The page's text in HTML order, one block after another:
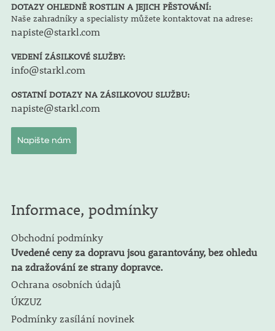
DOTAZY OHLEDNĚ ROSTLIN A JEJICH PĚSTOVÁNÍ:
Naše zahradníky a specialisty můžete kontaktovat na adrese:
napiste@starkl.com
VEDENÍ ZÁSILKOVÉ SLUŽBY:
info@starkl.com
OSTATNÍ DOTAZY NA ZÁSILKOVOU SLUŽBU:
napiste@starkl.com
Napište nám
Informace, podmínky
Obchodní podmínky
Uvedené ceny za dopravu jsou garantovány, bez ohledu
na zdražování ze strany dopravce.
Ochrana osobních údajů
ÚKZUZ
Podmínky zasílání novinek